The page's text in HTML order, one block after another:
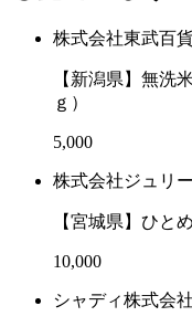
株式会社東武百
【新潟県】無
ｇ）
5,000
株式会社ジュリ
【宮城県】ひ
10,000
シャディ株式会社